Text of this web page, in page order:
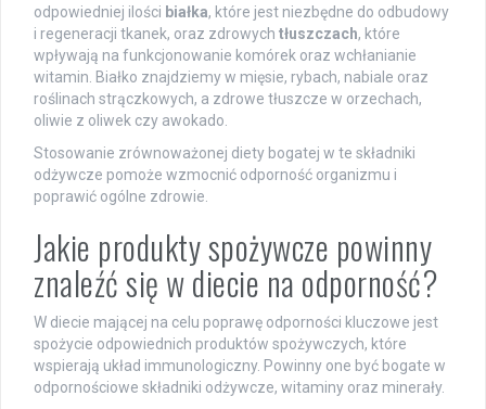
odpowiedniej ilości białka, które jest niezbędne do odbudowy
i regeneracji tkanek, oraz zdrowych tłuszczach, które
wpływają na funkcjonowanie komórek oraz wchłanianie
witamin. Białko znajdziemy w mięsie, rybach, nabiale oraz
roślinach strączkowych, a zdrowe tłuszcze w orzechach,
oliwie z oliwek czy awokado.
Stosowanie zrównoważonej diety bogatej w te składniki
odżywcze pomoże wzmocnić odporność organizmu i
poprawić ogólne zdrowie.
Jakie produkty spożywcze powinny
znaleźć się w diecie na odporność?
W diecie mającej na celu poprawę odporności kluczowe jest
spożycie odpowiednich produktów spożywczych, które
wspierają układ immunologiczny. Powinny one być bogate w
odpornościowe składniki odżywcze, witaminy oraz minerały.